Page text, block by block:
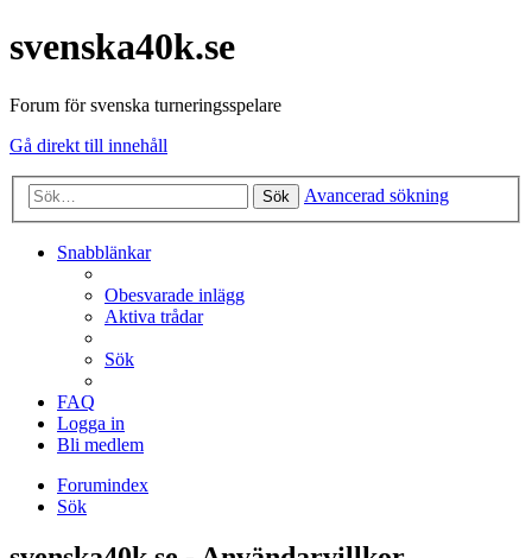
svenska40k.se
Forum för svenska turneringsspelare
Gå direkt till innehåll
Sök Avancerad sökning
Snabblänkar
Obesvarade inlägg
Aktiva trådar
Sök
FAQ
Logga in
Bli medlem
Forumindex
Sök